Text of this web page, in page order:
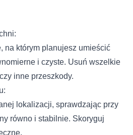
na którym planujesz umieścić
i czyste. Usuń wszelkie
inne przeszkody.
lokalizacji, sprawdzając przy
równo i stabilnie. Skoryguj